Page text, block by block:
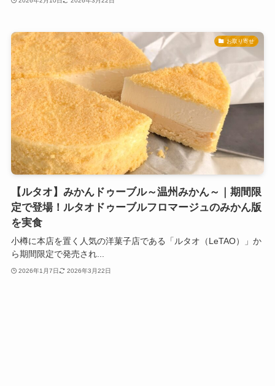
お取り寄せ
【ルタオ】みかんドゥーブル～温州みかん～｜期間限
定で登場！ルタオドゥーブルフロマージュのみかん版
を実食
小樽に本店を置く人気の洋菓子店である「ルタオ（LeTAO）」か
ら期間限定で発売され...
2026年1月7日 2026年3月22日